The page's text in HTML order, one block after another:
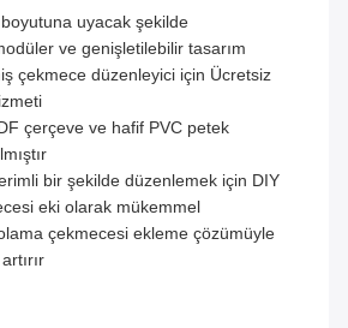
uyacak şekilde
ve genişletilebilir tasarım
çekmece düzenleyici için Ücretsiz
çerçeve ve hafif PVC petek
bir şekilde düzenlemek için DIY
eki olarak mükemmel
çekmecesi ekleme çözümüyle